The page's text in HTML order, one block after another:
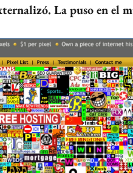
La puso en el